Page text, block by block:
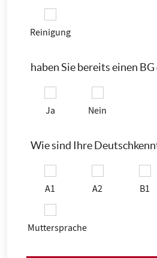
Reinigung
haben Sie bereits einen BG
Ja Nein
Wie sind Ihre
A1 A2 B1
Muttersprache